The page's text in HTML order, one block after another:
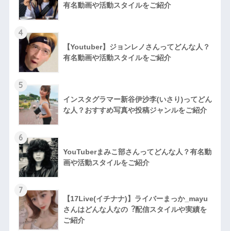
有名動画や活動スタイルをご紹介
4
【Youtuber】ジョンレノさんってどんな人？
有名動画や活動スタイルをご紹介
5
インスタグラマー新谷伊沙李(いさり)ってどん
な⼈？おすすめ写真や投稿ジャンルをご紹介
6
YouTuberまみこ部さんってどんな⼈？有名動
画や活動スタイルをご紹介
7
【17Live(イチナナ)】ライバーまっか_mayu
さんはどんな人なの︖配信スタイルや実績を
ご紹介